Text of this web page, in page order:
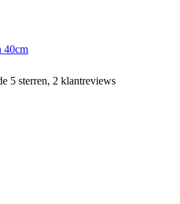
40cm
5 sterren, 2 klantreviews